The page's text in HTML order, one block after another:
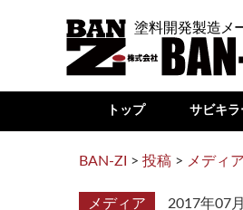
トップ サビキ
BAN-ZI > 投稿 > メディア
メディア 2017年07